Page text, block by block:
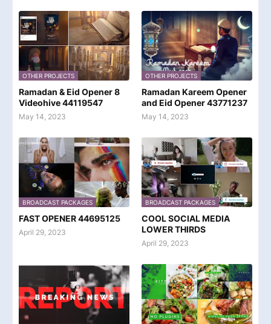
OTHER PROJECTS
Ramadan & Eid Opener 8
Videohive 44119547
May 14, 2023
OTHER PROJECTS
Ramadan Kareem Opener
and Eid Opener 43771237
May 14, 2023
BROADCAST PACKAGES
FAST OPENER 44695125
April 29, 2023
BROADCAST PACKAGES
COOL SOCIAL MEDIA
LOWER THIRDS
April 29, 2023